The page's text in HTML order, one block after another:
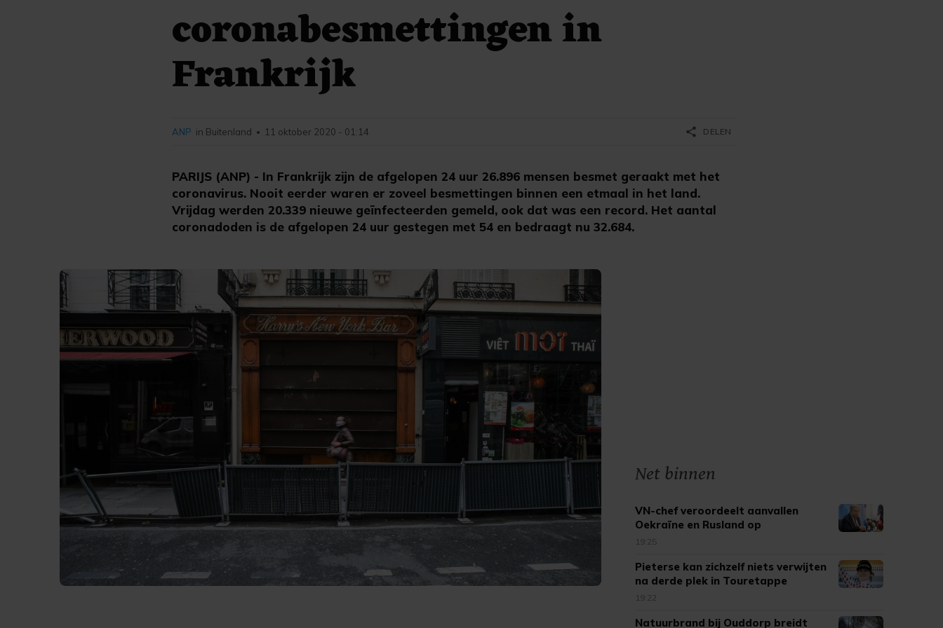
coronabesmettingen in
Frankrijk
PARIJS (ANP) - In Frankrijk zijn de afgelopen 24 uur 26.896 mensen besmet geraakt met het
coronavirus. Nooit eerder waren er zoveel besmettingen binnen een etmaal in het land.
Vrijdag werden 20.339 nieuwe geïnfecteerden gemeld, ook dat was een record. Het aantal
coronadoden is de afgelopen 24 uur gestegen met 54 en bedraagt nu 32.684.
ANP in Buitenland • 11 oktober 2020 - 01:14 share DELEN
Net binnen
VN-chef veroordeelt aanvallen
Oekraïne en Rusland op
burgerdoelen
19:25
Pieterse kan zichzelf niets verwijten
na derde plek in Touretappe
19:22
Natuurbrand bij Ouddorp breidt